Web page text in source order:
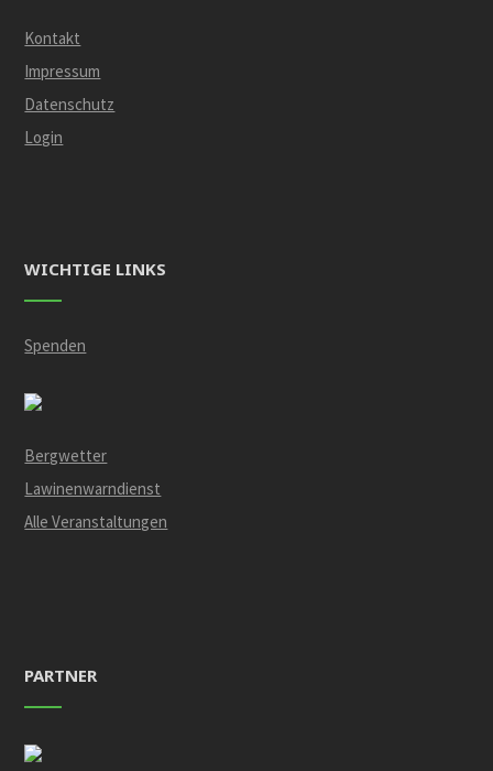
Kontakt
Impressum
Datenschutz
Login
WICHTIGE LINKS
Spenden
Bergwetter
Lawinenwarndienst
Alle Veranstaltungen
PARTNER